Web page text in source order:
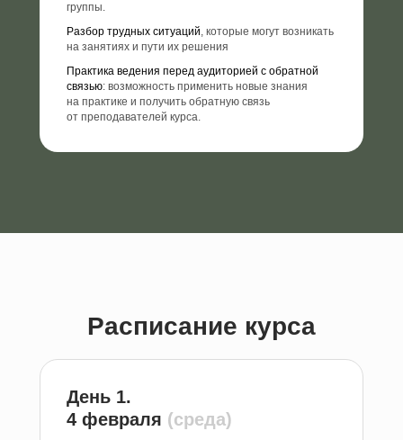
группы.
Разбор трудных ситуаций, которые могут возникать
на занятиях и пути их решения
Практика ведения перед аудиторией с обратной
связью: возможность применить новые знания
на практике и получить обратную связь
от преподавателей курса.
Расписание курса
День 1.
4 февраля (среда)